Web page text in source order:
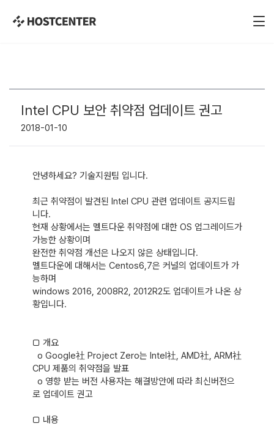
Intel CPU 보안 취약점 업데이트 권고
2018-01-10
안녕하세요? 기술지원팀 입니다.
최근 취약점이 발견된 Intel CPU 관련 업데이트 공지드립
니다.
현재 상황에서는 멜트다운 취약점에 대한 OS 업그레이드가
가능한 상황이며
완전한 취약점 개선은 나오지 않은 상태입니다.
멜트다운에 대해서는 Centos6,7은 커널의 업데이트가 가
능하며
windows 2016, 2008R2, 2012R2도 업데이트가 나온 상
황입니다.
□ 개요
o Google社 Project Zero는 Intel社, AMD社, ARM社
CPU 제품의 취약점을 발표
o 영향 받는 버전 사용자는 해결방안에 따라 최신버전으
로 업데이트 권고
□ 내용